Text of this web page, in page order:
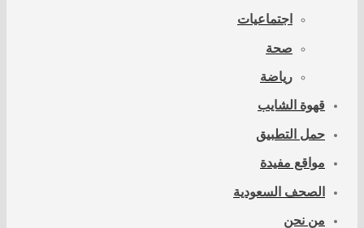
اجتماعيات
صحة
رياضة
قهوة الشايب
حمل التطبيق
مواقع مفيدة
الصحف السعودية
من نحن